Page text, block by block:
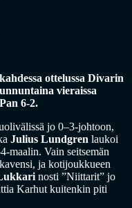
ottelussa Divarin
vieraissa
6-2.
jo 0–3-johtoon,
Julius Lundgren laukoi
maalin. Vain seitsemän
kavensi, ja kotijoukkueen
nosti ”Niittarit” jo
Karhut kuitenkin piti